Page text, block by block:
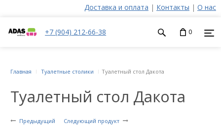
Доставка и оплата | Контакты | О нас
+7 (904) 212-66-38 0
Туалетный стол Дакота
Предыдущий Следующий продукт
Главная Туалетные столики Туалетный стол Дакота